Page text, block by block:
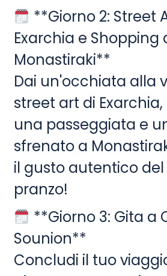
**Giorno 2: Street
Exarchia e Shopping
Monastiraki**
Dai un'occhiata alla
street art di
una passeggiata e
sfrenato a
il gusto autentico
pranzo!
**Giorno 3: Gita a
Sounion**
Concludi il tuo